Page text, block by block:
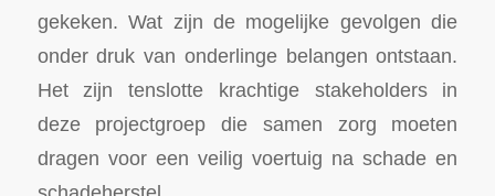
gekeken. Wat zijn de mogelijke gevolgen die
onder druk van onderlinge belangen ontstaan.
Het zijn tenslotte krachtige stakeholders in
deze projectgroep die samen zorg moeten
dragen voor een veilig voertuig na schade en